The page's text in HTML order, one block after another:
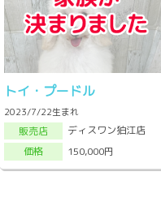
トイ・プードル
2023/7/22生まれ
販売店
ディスワン狛江店
価格
150,000円